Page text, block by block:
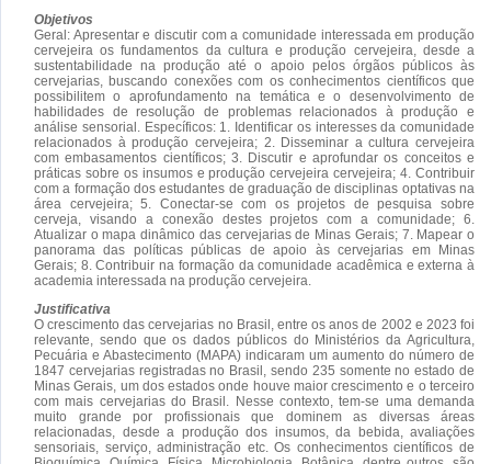
Objetivos
Geral: Apresentar e discutir com a comunidade interessada em produção
cervejeira os fundamentos da cultura e produção cervejeira, desde a
sustentabilidade na produção até o apoio pelos órgãos públicos às
cervejarias, buscando conexões com os conhecimentos científicos que
possibilitem o aprofundamento na temática e o desenvolvimento de
habilidades de resolução de problemas relacionados à produção e
análise sensorial. Específicos: 1. Identificar os interesses da comunidade
relacionados à produção cervejeira; 2. Disseminar a cultura cervejeira
com embasamentos científicos; 3. Discutir e aprofundar os conceitos e
práticas sobre os insumos e produção cervejeira cervejeira; 4. Contribuir
com a formação dos estudantes de graduação de disciplinas optativas na
área cervejeira; 5. Conectar-se com os projetos de pesquisa sobre
cerveja, visando a conexão destes projetos com a comunidade; 6.
Atualizar o mapa dinâmico das cervejarias de Minas Gerais; 7. Mapear o
panorama das políticas públicas de apoio às cervejarias em Minas
Gerais; 8. Contribuir na formação da comunidade acadêmica e externa à
academia interessada na produção cervejeira.
Justificativa
O crescimento das cervejarias no Brasil, entre os anos de 2002 e 2023 foi
relevante, sendo que os dados públicos do Ministérios da Agricultura,
Pecuária e Abastecimento (MAPA) indicaram um aumento do número de
1847 cervejarias registradas no Brasil, sendo 235 somente no estado de
Minas Gerais, um dos estados onde houve maior crescimento e o terceiro
com mais cervejarias do Brasil. Nesse contexto, tem-se uma demanda
muito grande por profissionais que dominem as diversas áreas
relacionadas, desde a produção dos insumos, da bebida, avaliações
sensoriais, serviço, administração etc. Os conhecimentos científicos de